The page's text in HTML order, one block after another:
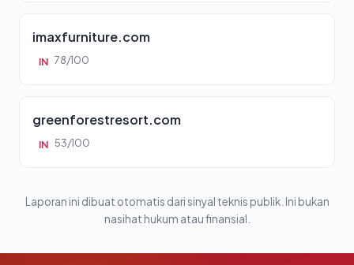
imaxfurniture.com
IN 78/100
greenforestresort.com
IN 53/100
Laporan ini dibuat otomatis dari sinyal teknis publik. Ini bukan
nasihat hukum atau finansial.